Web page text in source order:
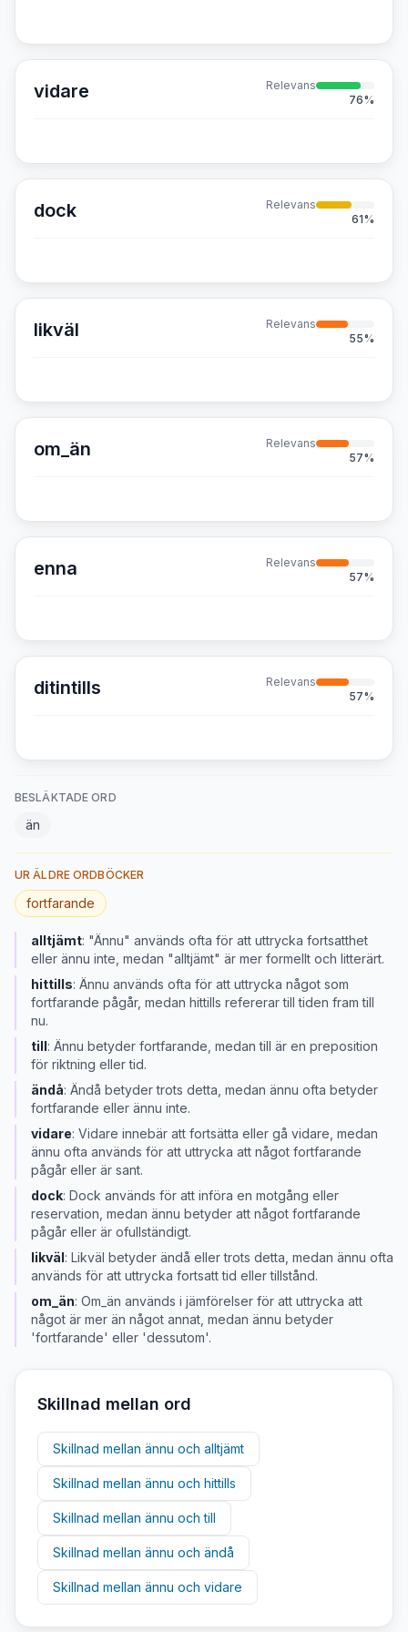
vidare
Relevans
76%
dock
Relevans
61%
likväl
Relevans
55%
om_än
Relevans
57%
enna
Relevans
57%
ditintills
Relevans
57%
BESLÄKTADE ORD
än
UR ÄLDRE ORDBÖCKER
fortfarande
alltjämt: "Ännu" används ofta för att uttrycka fortsatthet
eller ännu inte, medan "alltjämt" är mer formellt och litterärt.
hittills: Ännu används ofta för att uttrycka något som
fortfarande pågår, medan hittills refererar till tiden fram till
nu.
till: Ännu betyder fortfarande, medan till är en preposition
för riktning eller tid.
ändå: Ändå betyder trots detta, medan ännu ofta betyder
fortfarande eller ännu inte.
vidare: Vidare innebär att fortsätta eller gå vidare, medan
ännu ofta används för att uttrycka att något fortfarande
pågår eller är sant.
dock: Dock används för att införa en motgång eller
reservation, medan ännu betyder att något fortfarande
pågår eller är ofullständigt.
likväl: Likväl betyder ändå eller trots detta, medan ännu ofta
används för att uttrycka fortsatt tid eller tillstånd.
om_än: Om_än används i jämförelser för att uttrycka att
något är mer än något annat, medan ännu betyder
'fortfarande' eller 'dessutom'.
Skillnad mellan ord
Skillnad mellan ännu och alltjämt
Skillnad mellan ännu och hittills
Skillnad mellan ännu ochtill
Skillnad mellan ännu och ändå
Skillnad mellan ännu och vidare